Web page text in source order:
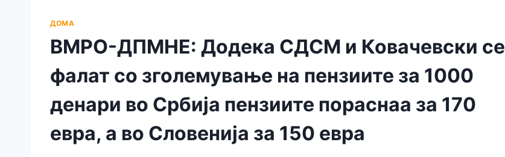
ДОМА
ВМРО-ДПМНЕ: Додека СДСМ и Ковачевски се
фалат со зголемување на пензиите за 1000
денари во Србија пензиите пораснаа за 170
евра, а во Словенија за 150 евра